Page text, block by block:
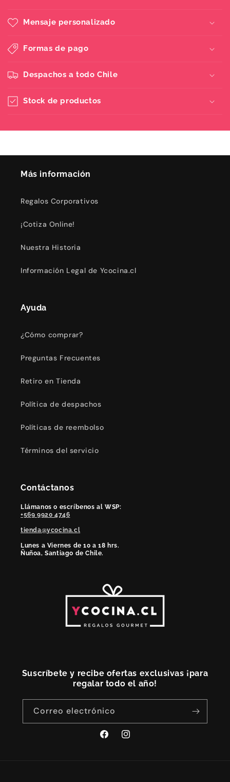
Mensaje personalizado
Formas de pago
Despachos a todo Chile
Stock de productos
Más información
Regalos Corporativos
¡Cotiza Online!
Nuestra Historia
Información Legal de Ycocina.cl
Ayuda
¿Cómo comprar?
Preguntas Frecuentes
Retiro en Tienda
Política de despachos
Políticas de reembolso
Términos del servicio
Contáctanos
Llámanos o escríbenos al WSP:
+569 9920 4746
tienda@ycocina.cl
Lunes a Viernes de 10 a 18 hrs.
Ñuñoa, Santiago de Chile.
Suscríbete y recibe ofertas exclusivas ¡para
regalar todo el año!
Correo electrónico
FacebookInstagram